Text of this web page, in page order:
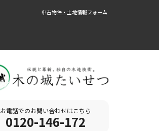
中古物件・土地情報フォーム
お電話でのお問い合わせはこちら
0120-146-172